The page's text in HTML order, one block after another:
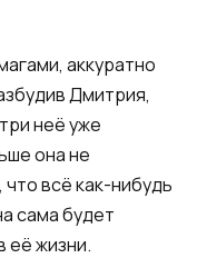
аккуратно
Дмитрия,
неё уже
она не
всё как-нибудь
сама будет
её жизни.